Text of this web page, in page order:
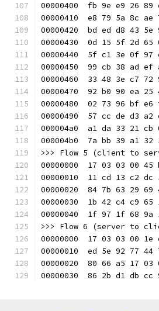
00000400  fb 9e e9 26
00000410  e8 79 5a 8c
00000420  bd ed d8 43
00000430  0d 15 5f 2d
00000440  5f c1 3e 0f
00000450  99 cb 38 ad
00000460  33 48 3e c7
00000470  92 b0 90 ea
00000480  02 73 96 bf
00000490  57 cc de d3
000004a0  a1 da 33 21
000004b0  7a bb 39
>>> Flow 5 (client to
00000000  17 03 03 00
00000010  11 cd 13 c2
00000020  84 7b 63 29
00000030  1b 42 c4 c9
00000040  1f 97 1f
>>> Flow 6 (server to
00000000  17 03 03 00
00000010  ed 5e 92 77
00000020  80 66 a5 17
00000030  86 2b d1